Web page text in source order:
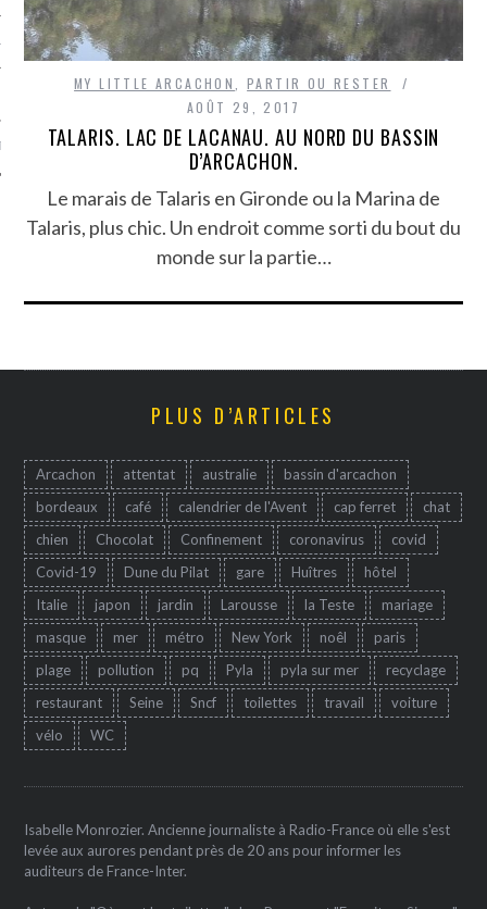
ARCACHON
MY LITTLE ARCACHON ,PARTIR OU RESTER
AOÛT 29, 2017
TALARIS. LAC DE LACANAU. AU NORD DU BASSIN
D’ARCACHON.
Le marais de Talaris en Gironde ou la Marina de
Talaris, plus chic. Un endroit comme sorti du bout du
monde sur la partie…
PLUS D’ARTICLES
Arcachon attentat australie
bassin d'arcachon
bordeaux
café calendrier de l'Avent cap ferret
chat
chien
Chocolat Confinement coronavirus
covid
Covid-19
Dune du Pilat gare Huîtres
hôtel
Italie
japon jardin Larousse la Teste
mariage
masque
mer métro New York noêl
paris
plage
pollution pq Pyla pyla sur mer
recyclage
restaurant
Seine Sncf toilettes travail
voiture
vélo
WC
Isabelle Monrozier. Ancienne journaliste à Radio-France où elle s'est
levée aux aurores pendant près de 20 ans pour informer les
auditeurs de France-Inter.